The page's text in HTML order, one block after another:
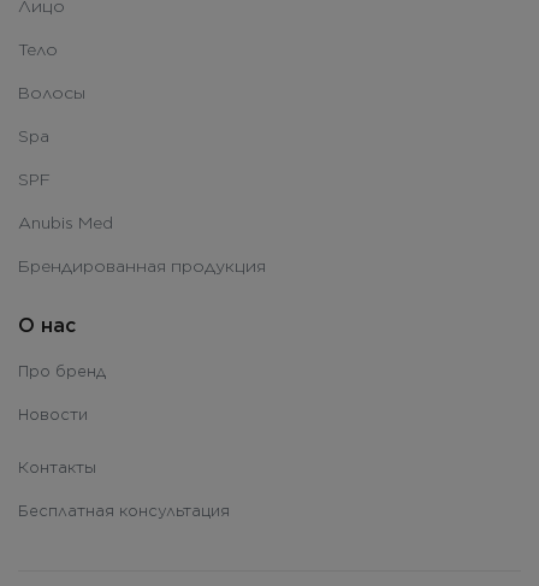
Лицо
Тело
Волосы
Spa
SPF
Anubis Med
Брендированная продукция
О нас
Про бренд
Новости
Контакты
Бесплатная консультация